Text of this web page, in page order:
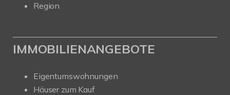
Region
IMMOBILIENANGEBOTE
Eigentumswohnungen
Häuser zum Kauf